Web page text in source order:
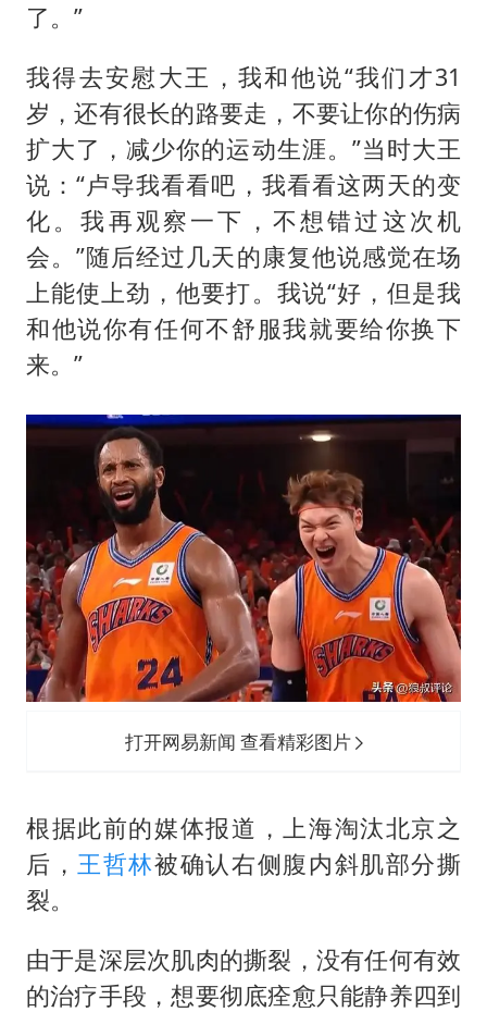
了。”
我得去安慰大王，我和他说“我们才31
岁，还有很长的路要走，不要让你的伤病
扩大了，减少你的运动生涯。”当时大王
说：“卢导我看看吧，我看看这两天的变
化。我再观察一下，不想错过这次机
会。”随后经过几天的康复他说感觉在场
上能使上劲，他要打。我说“好，但是我
和他说你有任何不舒服我就要给你换下
来。”
打开网易新闻 查看精彩图片
根据此前的媒体报道，上海淘汰北京之
后，王哲林被确认右侧腹内斜肌部分撕
裂。
由于是深层次肌肉的撕裂，没有任何有效
的治疗手段，想要彻底痊愈只能静养四到